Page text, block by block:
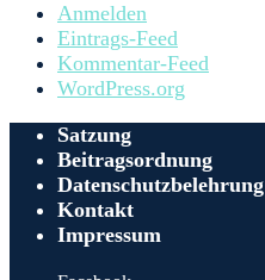
Anmelden
Eintrags-Feed
Kommentar-Feed
WordPress.org
Satzung
Beitragsordnung
Datenschutzbelehrung
Kontakt
Impressum